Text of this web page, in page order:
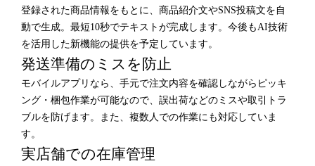
登録された商品情報をもとに、商品紹介文やSNS投稿文を自
動で生成。最短10秒でテキストが完成します。今後もAI技術
を活用した新機能の提供を予定しています。
発送準備のミスを防止
モバイルアプリなら、手元で注文内容を確認しながらピッキ
ング・梱包作業が可能なので、誤出荷などのミスや取引トラ
ブルを防げます。また、複数人での作業にも対応していま
す。
実店舗での在庫管理